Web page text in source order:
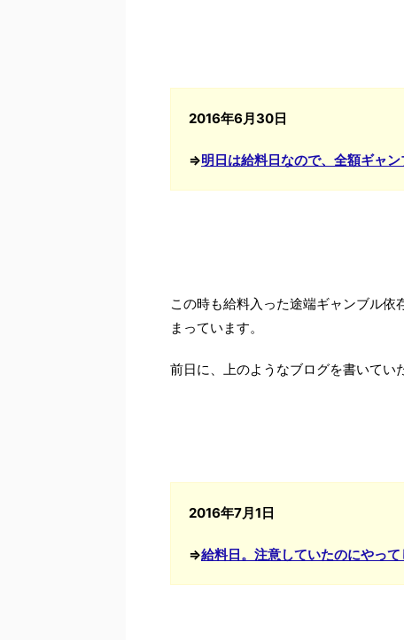
2016年6月30日
⇒明日は給料日なので、全額ギャ
この時も給料入った途端ギャンブル
まっています。
前日に、上のようなブログを書いてい
2016年7月1日
⇒給料日。注意していたのにやって